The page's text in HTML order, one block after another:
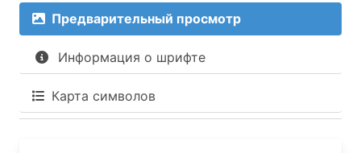
Предварительный просмотр
Информация о шрифте
Карта символов